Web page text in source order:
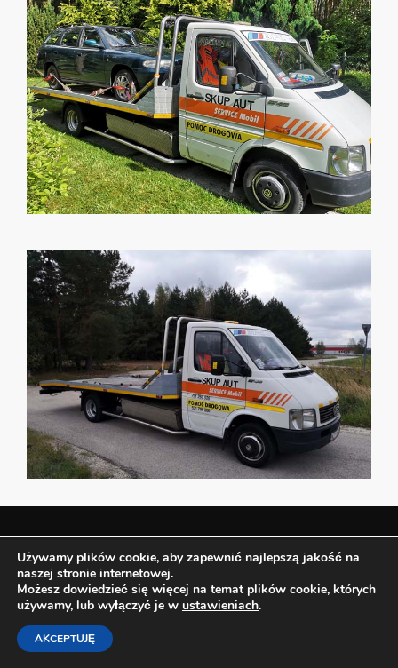
SKUP AUT
BEZ OC ORAZ PRZEGLĄDÓW
ZAWSZE UCZCIWIE > SOLIDNIE > SPRAWNIE
Używamy plików cookie, aby zapewnić najlepszą jakość na
naszej stronie internetowej.
Możesz dowiedzieć się więcej na temat plików cookie, których
używamy, lub wyłączyć je w ustawieniach.
AKCEPTUJĘ